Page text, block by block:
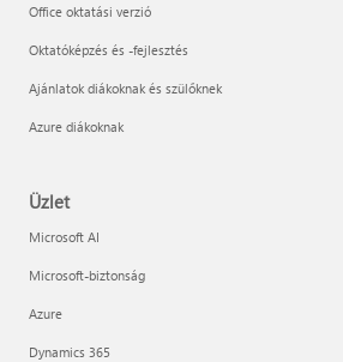
Office oktatási verzió
Oktatóképzés és -fejlesztés
Ajánlatok diákoknak és szülőknek
Azure diákoknak
Üzlet
Microsoft AI
Microsoft-biztonság
Azure
Dynamics 365